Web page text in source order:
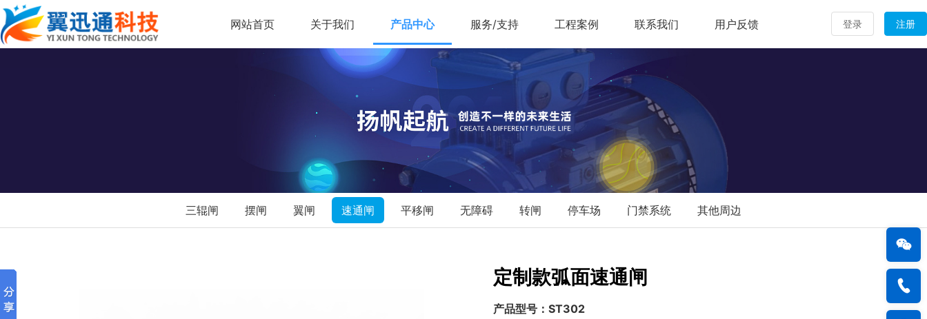
登录 注册
网站首页 关于我们 产品中心 服务/支持 工程案例 联系我们 用户反馈
三辊闸 摆闸 翼闸 速通闸 平移闸 无障碍 转闸 停车场 门禁系统 其他周边
定制款弧面速通闸
产品型号： ST302